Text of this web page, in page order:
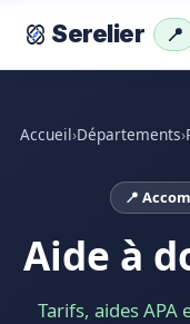
Serelier 📍
Accueil›Départements›
📍
Aide à
Tarifs, aides